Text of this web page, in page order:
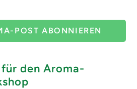
POST ABONNIEREN
den Aroma-